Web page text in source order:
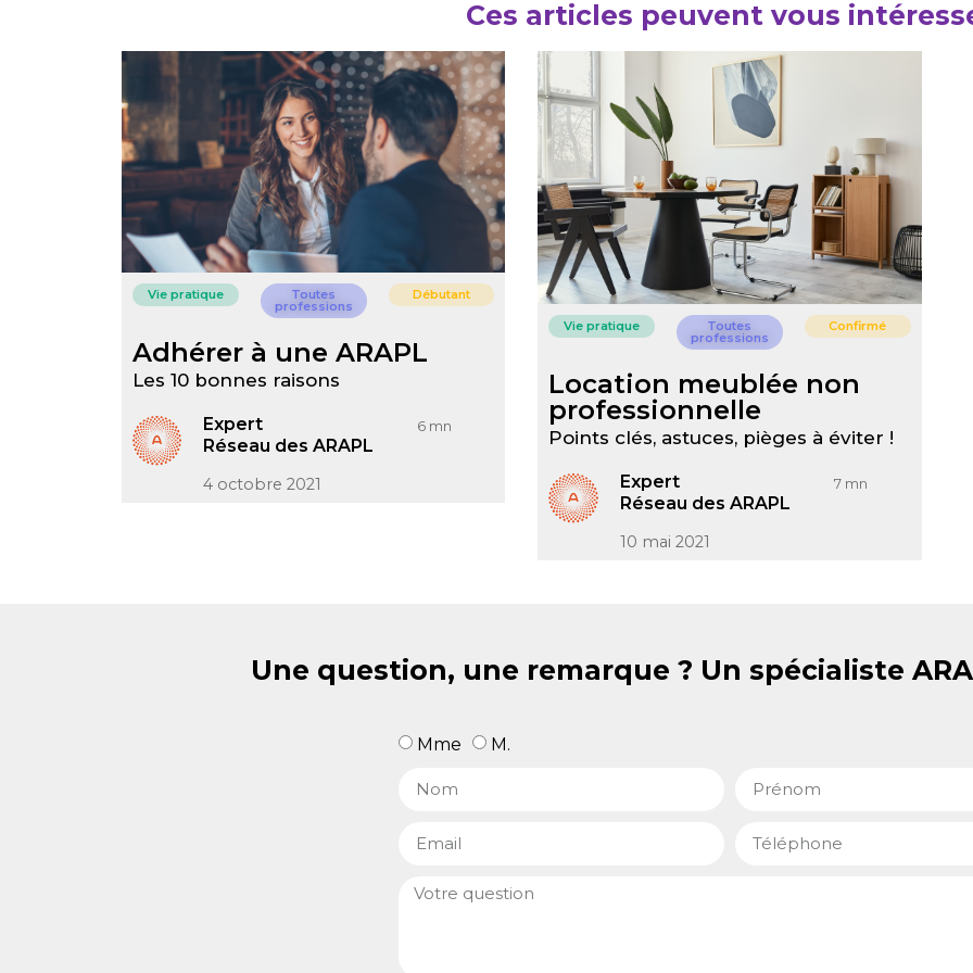
Ces articles peuvent vous
Vie pratique Toutes
professions
Débutant
Adhérer à une ARAPL
Les 10 bonnes raisons
Expert
Réseau des ARAPL
4 octobre 2021
6 mn
Vie pratique Toutes
professions
Confirmé
Location meublée non
professionnelle
Points clés, astuces, pièges à éviter !
Expert
Réseau des ARAPL
10 mai 2021
7 mn
Une question, une remarque ? Un spécialiste
Mme M.